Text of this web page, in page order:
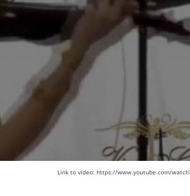
Link to video: https://www.youtube.com/